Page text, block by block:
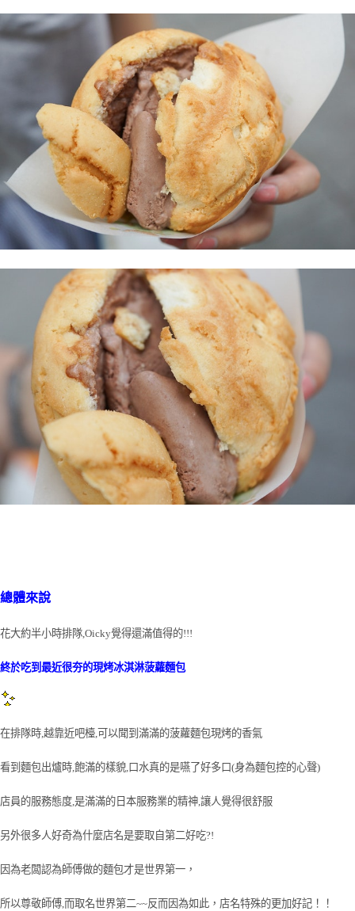
總體來說
花大約半小時排隊,Oicky覺得還滿值得的!!!
終於吃到最近很夯的現烤冰淇淋菠蘿麵包
在排隊時,越靠近吧檯,可以聞到滿滿的菠蘿麵包現烤的香氣
看到麵包出爐時,飽滿的樣貌,口水真的是嚥了好多口(身為麵包控的心聲)
店員的服務態度,是滿滿的日本服務業的精神,讓人覺得很舒服
另外很多人好奇為什麼店名是要取自第二好吃?!
因為老闆認為師傅做的麵包才是世界第一，
所以尊敬師傅,而取名世界第二~~反而因為如此，店名特殊的更加好記！！